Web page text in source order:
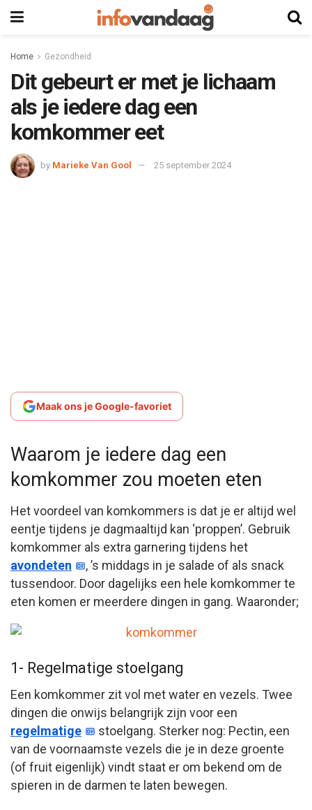
Home Gezondheid
Dit gebeurt er met je lichaam
als je iedere dag een
komkommer eet
by Marieke Van Gool 25 september 2024
Maak ons je Google-favoriet
Waarom je iedere dag een
komkommer zou moeten eten
Het voordeel van komkommers is dat je er altijd wel
eentje tijdens je dagmaaltijd kan ‘proppen’. Gebruik
komkommer als extra garnering tijdens het
avondeten
, ’s middags in je salade of als snack
tussendoor. Door dagelijks een hele komkommer te
eten komen er meerdere dingen in gang. Waaronder;
1- Regelmatige stoelgang
Een komkommer zit vol met water en vezels. Twee
dingen die onwijs belangrijk zijn voor een
regelmatige
stoelgang. Sterker nog: Pectin, een
van de voornaamste vezels die je in deze groente
(of fruit eigenlijk) vindt staat er om bekend om de
spieren in de darmen te laten bewegen.